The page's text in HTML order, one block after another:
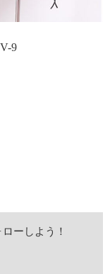
9
ローしよう！